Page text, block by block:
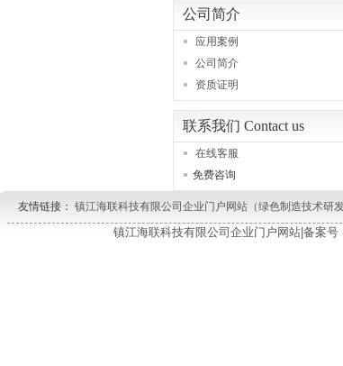
公司简介
应用案例
公司简介
资质证明
联系我们 Contact us
在线客服
免费咨询
友情链接： 镇江海联科技有限公司企业门户网站（绿色制造技术研发
镇江海联科技有限公司企业门户网站|备案号